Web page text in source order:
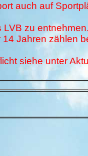
auch auf
LVB zu
Jahren zählen
siehe unter